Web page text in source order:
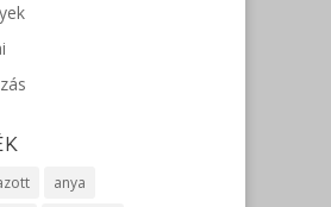
anya